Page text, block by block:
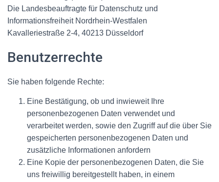
Die Landesbeauftragte für Datenschutz und
Informationsfreiheit Nordrhein-Westfalen
Kavalleriestraße 2-4, 40213 Düsseldorf
Benutzerrechte
Sie haben folgende Rechte:
Eine Bestätigung, ob und inwieweit Ihre
personenbezogenen Daten verwendet und
verarbeitet werden, sowie den Zugriff auf die über Sie
gespeicherten personenbezogenen Daten und
zusätzliche Informationen anfordern
Eine Kopie der personenbezogenen Daten, die Sie
uns freiwillig bereitgestellt haben, in einem